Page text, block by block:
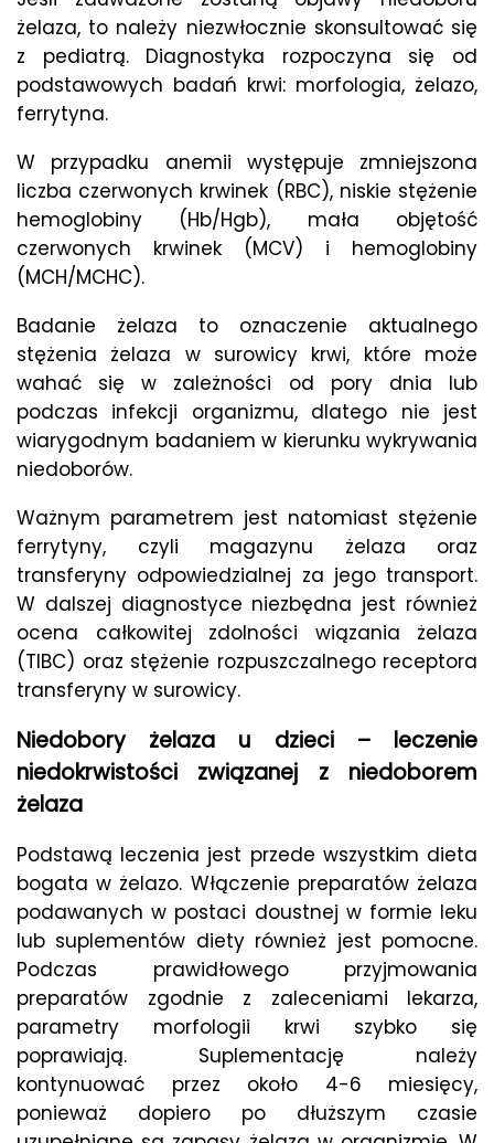
żelaza, to należy niezwłocznie skonsultować się
z pediatrą. Diagnostyka rozpoczyna się od
podstawowych badań krwi: morfologia, żelazo,
ferrytyna.
W przypadku anemii występuje zmniejszona
liczba czerwonych krwinek (RBC), niskie stężenie
hemoglobiny (Hb/Hgb), mała objętość
czerwonych krwinek (MCV) i hemoglobiny
(MCH/MCHC).
Badanie żelaza to oznaczenie aktualnego
stężenia żelaza w surowicy krwi, które może
wahać się w zależności od pory dnia lub
podczas infekcji organizmu, dlatego nie jest
wiarygodnym badaniem w kierunku wykrywania
niedoborów.
Ważnym parametrem jest natomiast stężenie
ferrytyny, czyli magazynu żelaza oraz
transferyny odpowiedzialnej za jego transport.
W dalszej diagnostyce niezbędna jest również
ocena całkowitej zdolności wiązania żelaza
(TIBC) oraz stężenie rozpuszczalnego receptora
transferyny w surowicy.
Niedobory żelaza u dzieci – leczenie
niedokrwistości związanej z niedoborem
żelaza
Podstawą leczenia jest przede wszystkim dieta
bogata w żelazo. Włączenie preparatów żelaza
podawanych w postaci doustnej w formie leku
lub suplementów diety również jest pomocne.
Podczas prawidłowego przyjmowania
preparatów zgodnie z zaleceniami lekarza,
parametry morfologii krwi szybko się
poprawiają. Suplementację należy
kontynuować przez około 4-6 miesięcy,
ponieważ dopiero po dłuższym czasie